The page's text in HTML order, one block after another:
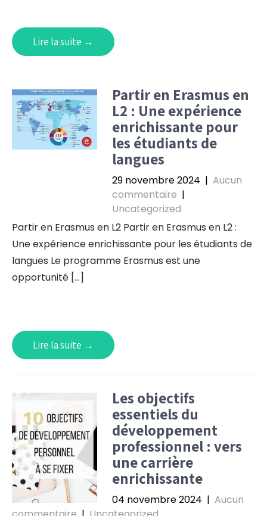
Lire la suite →
Partir en Erasmus en
L2 : Une expérience
enrichissante pour
les étudiants de
langues
29 novembre 2024 | Aucun
commentaire |
Uncategorized
Partir en Erasmus en L2 Partir en Erasmus en L2 :
Une expérience enrichissante pour les étudiants de
langues Le programme Erasmus est une
opportunité […]
Lire la suite →
Les objectifs
essentiels du
développement
professionnel : vers
une carrière
enrichissante
04 novembre 2024 | Aucun